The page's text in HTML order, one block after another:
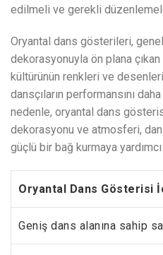
edilmeli ve gerekli
Oryantal dans gösterileri,
dekorasyonuyla ön plana
kültürünün renkleri ve
dansçıların performansını
nedenle, oryantal dans
dekorasyonu ve atmosferi,
güçlü bir bağ kurmaya yardımcı
Oryantal Dans Gösterisi
Geniş dans alanına sahip